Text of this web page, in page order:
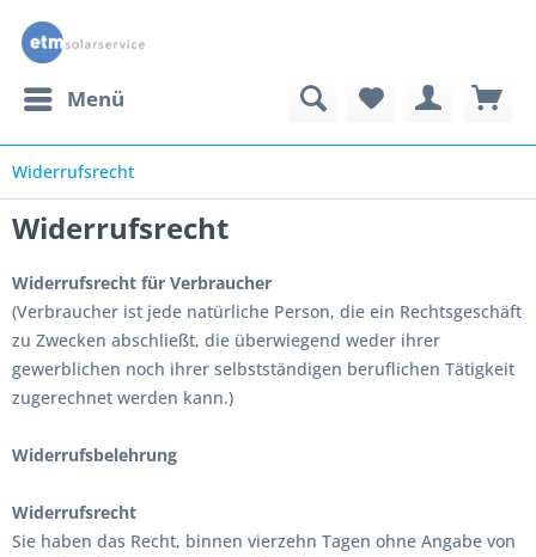
Menü
Widerrufsrecht
Widerrufsrecht
Widerrufsrecht für Verbraucher
(Verbraucher ist jede natürliche Person, die ein Rechtsgeschäft
zu Zwecken abschließt, die überwiegend weder ihrer
gewerblichen noch ihrer selbstständigen beruflichen Tätigkeit
zugerechnet werden kann.)
Widerrufsbelehrung
Widerrufsrecht
Sie haben das Recht, binnen vierzehn Tagen ohne Angabe von